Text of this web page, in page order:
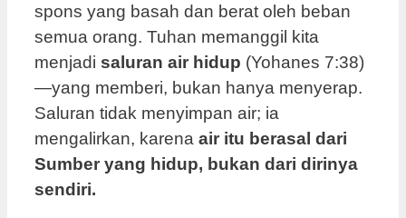
spons yang basah dan berat oleh beban
semua orang. Tuhan memanggil kita
menjadi saluran air hidup (Yohanes 7:38)
—yang memberi, bukan hanya menyerap.
Saluran tidak menyimpan air; ia
mengalirkan, karena air itu berasal dari
Sumber yang hidup, bukan dari dirinya
sendiri.